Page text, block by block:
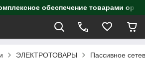
обеспечение товарами
ЭЛЕКТРОТОВАРЫ Пассивное